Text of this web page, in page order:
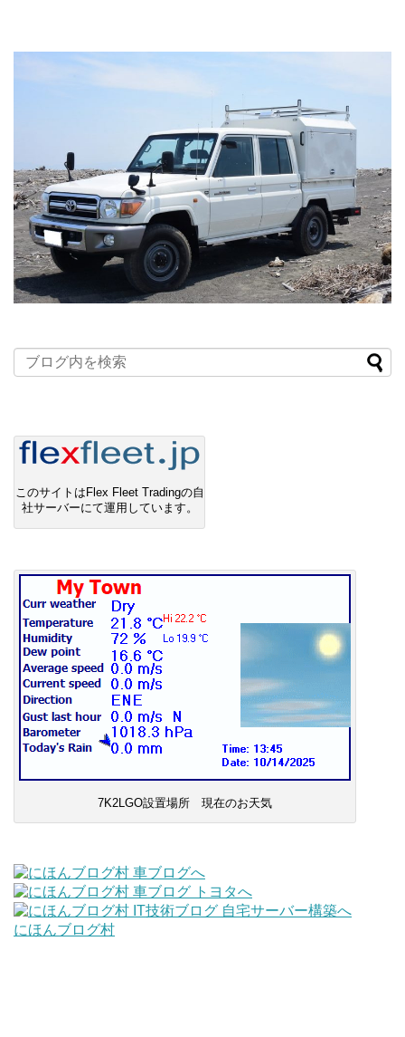
このサイトはFlex Fleet Tradingの自
社サーバーにて運用しています。
7K2LGO設置場所 現在のお天気
にほんブログ村